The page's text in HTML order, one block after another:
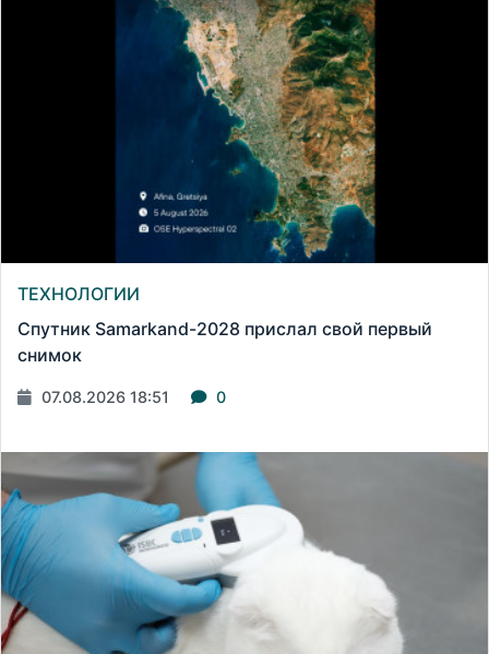
ТЕХНОЛОГИИ
Спутник Samarkand-2028 прислал свой первый
снимок
07.08.2026 18:51 0